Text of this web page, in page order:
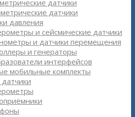
датчики
датчики
давления
и сейсмические датчики
и датчики перемещения
и генераторы
интерфейсов
мобильные комплекты